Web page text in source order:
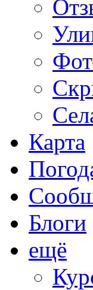
Карта
Блоги
ещё